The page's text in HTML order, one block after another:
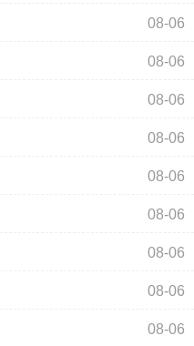
08-06
08-06
08-06
08-06
08-06
08-06
08-06
08-06
08-06